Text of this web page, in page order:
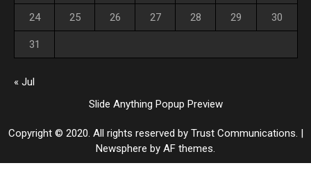
24 25 26 27 28 29 30
31
« Jul
Slide Anything Popup Preview
Copyright © 2020. All rights reserved by Trust Communications. |
Newsphere by AF themes.